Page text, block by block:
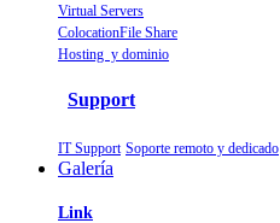
Virtual Servers
ColocationFile Share
Hosting y dominio
Support
IT Support Soporte remoto y dedicado
Galería
Link